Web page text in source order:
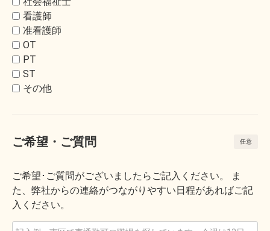
看護師
准看護師
OT
PT
ST
その他
ご希望・ご質問
ご希望･ご質問がございましたらご記入ください。 ま
た、弊社からの連絡がつながりやすい日程があればご記
入ください。